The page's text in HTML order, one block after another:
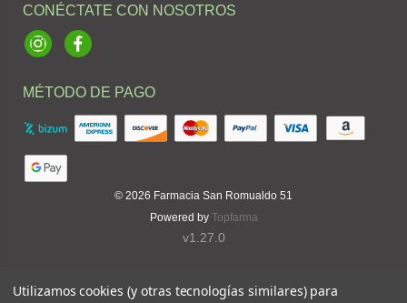
CONÉCTATE CON NOSOTROS
InstagramFacebook
MÉTODO DE PAGO
© 2026 Farmacia San Romualdo 51
Powered by Topfarma
v1.27.0
Utilizamos cookies (y otras tecnologías similares) para